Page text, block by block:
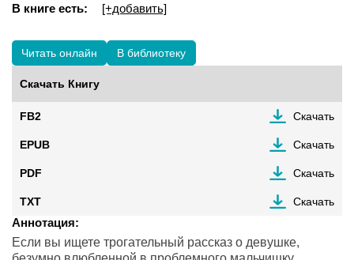
В книге есть: [+добавить]
Читать онлайн В библиотеку
Скачать Книгу
FB2 Скачать
EPUB Скачать
PDF Скачать
TXT Скачать
Аннотация:
Если вы ищете трогательный рассказ о девушке,